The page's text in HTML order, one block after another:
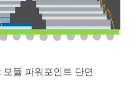
모듈 파워포인트 단면